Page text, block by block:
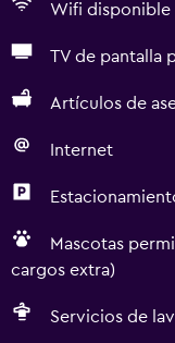
Wifi disponible
TV de pantalla
Artículos de
Internet
Mascotas
cargos extra)
Servicios de